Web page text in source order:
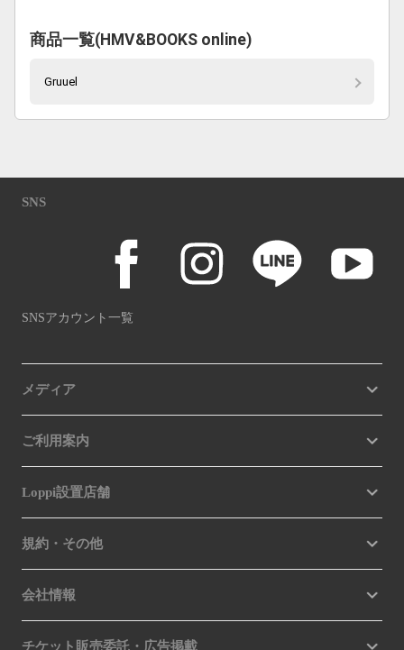
商品一覧(HMV&BOOKS online)
Gruuel
SNS
SNSアカウント一覧
メディア
ご利用案内
Loppi設置店舗
規約・その他
会社情報
チケット販売委託・広告掲載